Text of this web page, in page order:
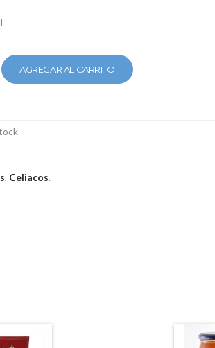
AGREGAR AL CARRITO
, Celiacos.